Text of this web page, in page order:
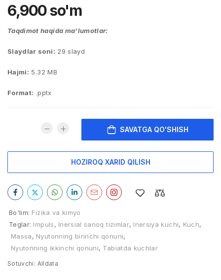
6,900so'm
Taqdimot haqida ma’lumotlar:
Slaydlar soni: 29 slayd
Hajmi: 5.32 MB
Format: .pptx
SAVATGA QO'SHISH
HOZIROQ XARID QILISH
Bo'lim: Fizika va kimyo
Teglar: Impuls, Inersial sanoq tizimlar, Inersiya kuchi, Kuch,
Massa, Nyutonning birinchi qonuni,
Nyutonning ikkinchi qonuni, Tabiatda kuchlar
Sotuvchi: Alldata